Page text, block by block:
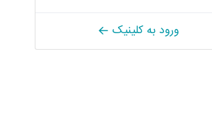
ورود به کلینیک